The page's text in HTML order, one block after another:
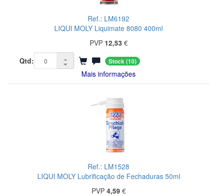
Ref.: LM6192
LIQUI MOLY Liquimate 8080 400ml
PVP 12,53 €
Qtd:
Stock(10)
Mais informações
Ref.: LM1528
LIQUI MOLY Lubrificação de Fechaduras 50ml
PVP 4,59€